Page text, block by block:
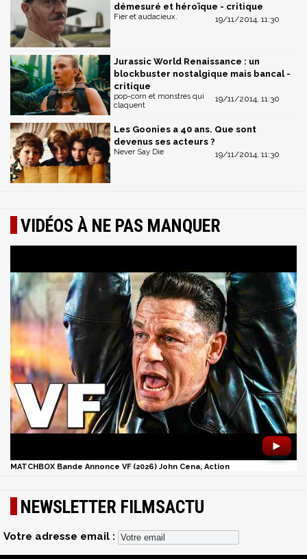
démesuré et héroïque - critique
19/11/2014, 11:30
Fier et audacieux.
Jurassic World Renaissance : un
blockbuster nostalgique mais bancal -
critique
19/11/2014, 11:30
pop-corn et monstres qui
claquent
Les Goonies a 40 ans. Que sont
devenus ses acteurs ?
19/11/2014, 11:30
Never Say Die
VIDÉOS À NE PAS MANQUER
►
MATCHBOX Bande Annonce VF (2026) John Cena, Action
NEWSLETTER FILMSACTU
Votre adresse email :